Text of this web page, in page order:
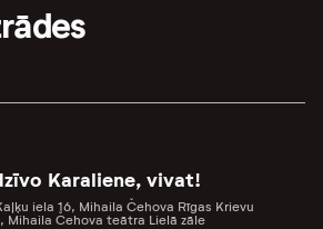
Karaliene, vivat!
iela 16, Mihaila Čehova Rīgas Krievu
Mihaila Čehova teātra Lielā zāle